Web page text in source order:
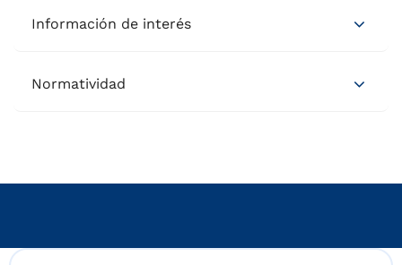
Información de interés
Normatividad